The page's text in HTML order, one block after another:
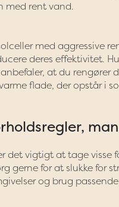
med rent vand.
med aggressive
deres effektivitet.
at du rengører
flade, der opstår i
det vigtigt at tage visse
gerne for at slukke for
og brug